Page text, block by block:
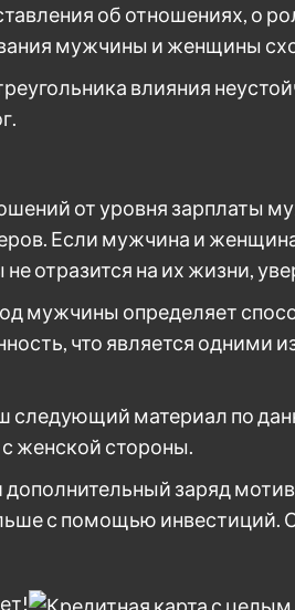
об отношениях, о
мужчины и женщины
влияния
от уровня зарплаты
Если мужчина и
отразится на их жизни,
мужчины определяет
что является одними
следующий материал по
с женской стороны.
заряд
с помощью инвестиций.